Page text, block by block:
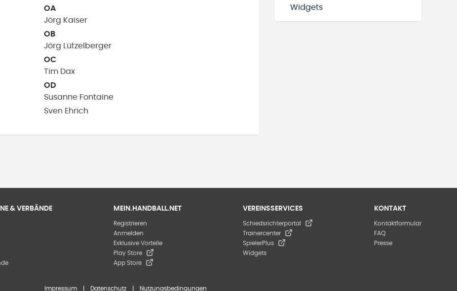
OA
Jörg Kaiser
OB
Jörg
Lützelberger
OC
Tim Dax
OD
Susanne Fontaine
Sven Ehrich
Widgets
& VERBÄNDE MEIN.HANDBALL.NET
Registrieren
Anmelden
Exklusive Vorteile
Play Store
App Store
VEREINSSERVICES
Schiedsrichterportal
Trainercenter
SpielerPlus
Widgets
KONTAKT
Kontaktformular
FAQ
Presse
Impressum Datenschutz Nutzungsbedingungen